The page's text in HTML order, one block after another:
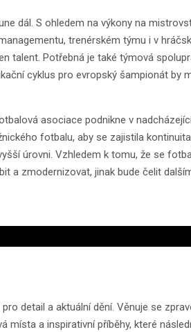
dál. S ohledem na výkony na
trenérském týmu i v
talent. Potřebná je také týmová
cyklus pro evropský šampionát by
asociace podnikne v
fotbalu, aby se zajistila
úrovni. Vzhledem k tomu, že se
a zmodernizovat, jinak bude čelit
detail a aktuální dění. Věnuje se
místa a inspirativní příběhy, které